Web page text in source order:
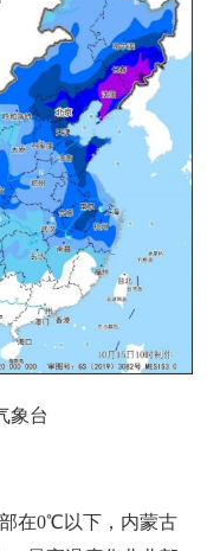
象台
在0℃以下，内蒙古